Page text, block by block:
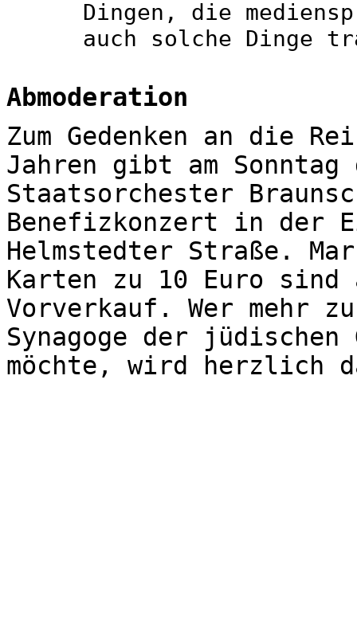
Dingen, die
auch solche Dinge
Abmoderation
Zum Gedenken an die
Jahren gibt am Sonntag
Staatsorchester
Benefizkonzert in der
Helmstedter Straße.
Karten zu 10 Euro sind
Vorverkauf. Wer mehr
Synagoge der jüdischen
möchte, wird herzlich